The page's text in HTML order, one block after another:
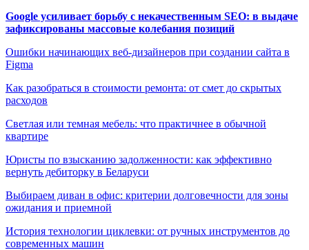
Google усиливает борьбу с некачественным SEO: в выдаче
зафиксированы массовые колебания позиций
Ошибки начинающих веб-дизайнеров при создании сайта в
Figma
Как разобраться в стоимости ремонта: от смет до скрытых
расходов
Светлая или темная мебель: что практичнее в обычной
квартире
Юристы по взысканию задолженности: как эффективно
вернуть дебиторку в Беларуси
Выбираем диван в офис: критерии долговечности для зоны
ожидания и приемной
История технологии циклевки: от ручных инструментов до
современных машин